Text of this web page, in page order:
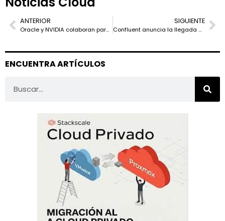
ANTERIOR
Oracle y NVIDIA colaboran para ofrecer IA soberana a nivel mundial
SIGUIENTE
Confluent anuncia la llegada de Confluent Cloud para Apache Flink
ENCUENTRA ARTÍCULOS